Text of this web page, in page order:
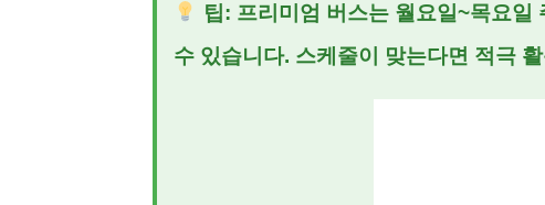
팁: 프리미엄 버스는 월요일~목요
수 있습니다. 스케줄이 맞는다면 적극